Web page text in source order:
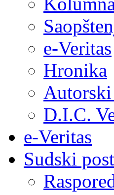
e-Veritas
Hronika
D.I.C.
e-Veritas
Sudski